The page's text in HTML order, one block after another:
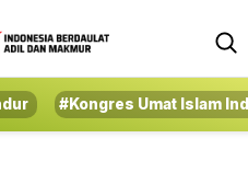
#Kongres Umat Islam